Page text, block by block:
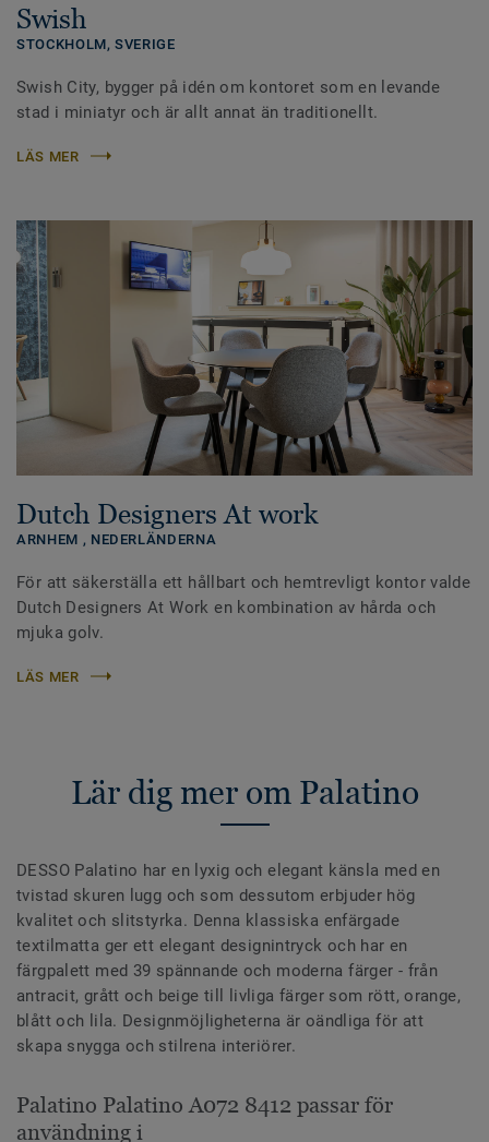
Swish
STOCKHOLM,SVERIGE
Swish City, bygger på idén om kontoret som en levande
stad i miniatyr och är allt annat än traditionellt.
LÄS MER
Dutch Designers At work
ARNHEM , NEDERLÄNDERNA
För att säkerställa ett hållbart och hemtrevligt kontor valde
Dutch Designers At Work en kombination av hårda och
mjuka golv.
LÄS MER
Lär dig mer om Palatino
DESSO Palatino har en lyxig och elegant känsla med en
tvistad skuren lugg och som dessutom erbjuder hög
kvalitet och slitstyrka. Denna klassiska enfärgade
textilmatta ger ett elegant designintryck och har en
färgpalett med 39 spännande och moderna färger - från
antracit, grått och beige till livliga färger som rött, orange,
blått och lila. Designmöjligheterna är oändliga för att
skapa snygga och stilrena interiörer.
Palatino Palatino A072 8412 passar för
användning i